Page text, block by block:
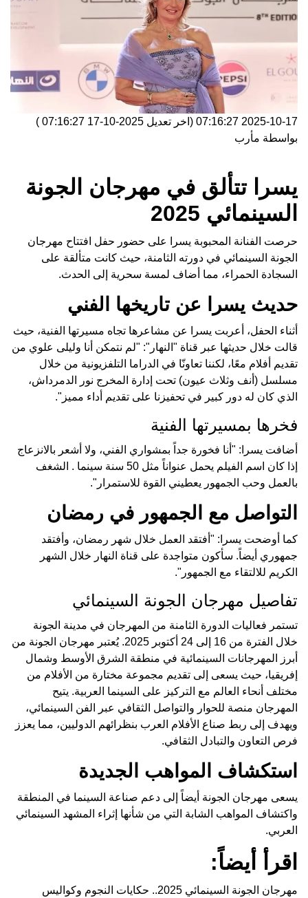
2025-10-17 07:16:27 (اخر تعديل 2025-10-17 07:16:27
)
بواسطة مأرب
يسرا تتألق في مهرجان الجونة
السينمائي 2025
حرصت الفنانة المحبوبة يسرا على حضور حفل افتتاح مهرجان
الجونة السينمائي في دورته الثامنة، حيث كانت متألقة على
السجادة الحمراء، مما أضاف لمسة سحرية إلى الحدث.
حديث يسرا عن تاريخها الفني
أثناء الحفل، أعربت يسرا عن مشاعرها تجاه مسيرتها الفنية، حيث
قالت خلال حديثها عبر قناة "النهار": "لم نتمكن أنا وليلى علوي من
تقديم أفلام معًا، لكننا تعاونّا في الدراما التلفزيونية من خلال
مسلسل (أنف وثلاث عيون) تحت إدارة المخرج نور الدمرداش،
الذي كان له دور كبير في تحفيزنا على تقديم أداء مميز".
فخرها بمسيرتها الفنية
أضافت يسرا: "أنا فخورة جداً بمشواري الفني، ولا أشعر بالانزعاج
إذا كان اسم الفيلم يحمل عنواناً مثل 50 سنة سينما . الشغف
بالعمل وحب الجمهور يعطيني القوة للاستمرار".
التواصل مع الجمهور في رمضان
كما أوضحت يسرا: "أفتقد العمل خلال شهر رمضان، وأفتقد
جمهوري أيضاً. سأكون متواجدة على قناة النهار خلال الشهر
الكريم للالتقاء مع الجمهور".
تفاصيل مهرجان الجونة السينمائي
تستمر فعاليات الدورة الثامنة من المهرجان في مدينة الجونة
خلال الفترة من 16 إلى 24 أكتوبر 2025. يُعتبر مهرجان الجونة من
أبرز المهرجانات السينمائية في منطقة الشرق الأوسط وشمال
إفريقيا، حيث يسعى إلى تقديم مجموعة مختارة من الأفلام من
مختلف أنحاء العالم مع التركيز على السينما العربية. يتيح
المهرجان منصة للحوار والتواصل الثقافي عبر الفن السينمائي،
ويهدف إلى ربط صناع الأفلام العرب بنظرائهم الدوليين، مما يعزز
فرص التعاون والتبادل الثقافي.
استكشاف المواهب الجديدة
يسعى مهرجان الجونة أيضاً إلى دعم صناعة السينما في المنطقة
واكتشاف المواهب الشابة التي من شأنها إثراء المشهد السينمائي
العربي.
اقرأ أيضاً:
مهرجان الجونة السينمائي 2025.. حكايات النجوم وكواليس